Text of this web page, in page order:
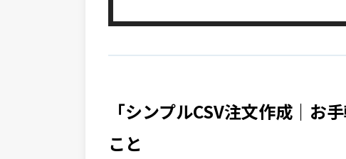
「シンプルCSV注文作成｜お
こと